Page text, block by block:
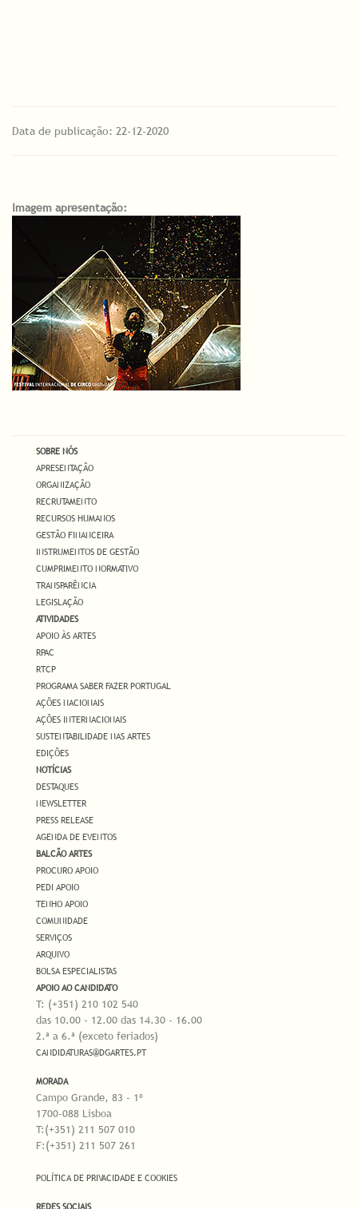
Data de publicação: 22-12-2020
Imagem apresentação:
SOBRE NÓS
APRESENTAÇÃO
ORGANIZAÇÃO
RECRUTAMENTO
RECURSOS HUMANOS
GESTÃO FINANCEIRA
INSTRUMENTOS DE GESTÃO
CUMPRIMENTO NORMATIVO
TRANSPARÊNCIA
LEGISLAÇÃO
ATIVIDADES
APOIO ÀS ARTES
RPAC
RTCP
PROGRAMA SABER FAZER PORTUGAL
AÇÕES NACIONAIS
AÇÕES INTERNACIONAIS
SUSTENTABILIDADE NAS ARTES
EDIÇÕES
NOTÍCIAS
DESTAQUES
NEWSLETTER
PRESS RELEASE
AGENDA DE EVENTOS
BALCÃO ARTES
PROCURO APOIO
PEDI APOIO
TENHO APOIO
COMUNIDADE
SERVIÇOS
ARQUIVO
BOLSA ESPECIALISTAS
APOIO AO CANDIDATO
T: (+351) 210 102 540
das 10.00 - 12.00 das 14.30 - 16.00
2.ª a 6.ª (exceto feriados)
CANDIDATURAS@DGARTES.PT
MORADA
Campo Grande, 83 - 1º
1700-088 Lisboa
T:(+351) 211 507 010
F:(+351) 211 507 261
POLÍTICA DE PRIVACIDADE E COOKIES